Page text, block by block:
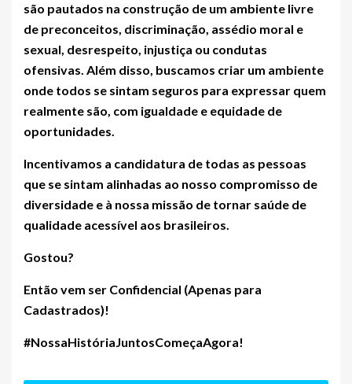
são pautados na construção de um ambiente livre
de preconceitos, discriminação, assédio moral e
sexual, desrespeito, injustiça ou condutas
ofensivas. Além disso, buscamos criar um ambiente
onde todos se sintam seguros para expressar quem
realmente são, com igualdade e equidade de
oportunidades.
Incentivamos a candidatura de todas as pessoas
que se sintam alinhadas ao nosso compromisso de
diversidade e à nossa missão de tornar saúde de
qualidade acessível aos brasileiros.
Gostou?
Então vem ser Confidencial (Apenas para
Cadastrados)!
#NossaHistóriaJuntosComeçaAgora!